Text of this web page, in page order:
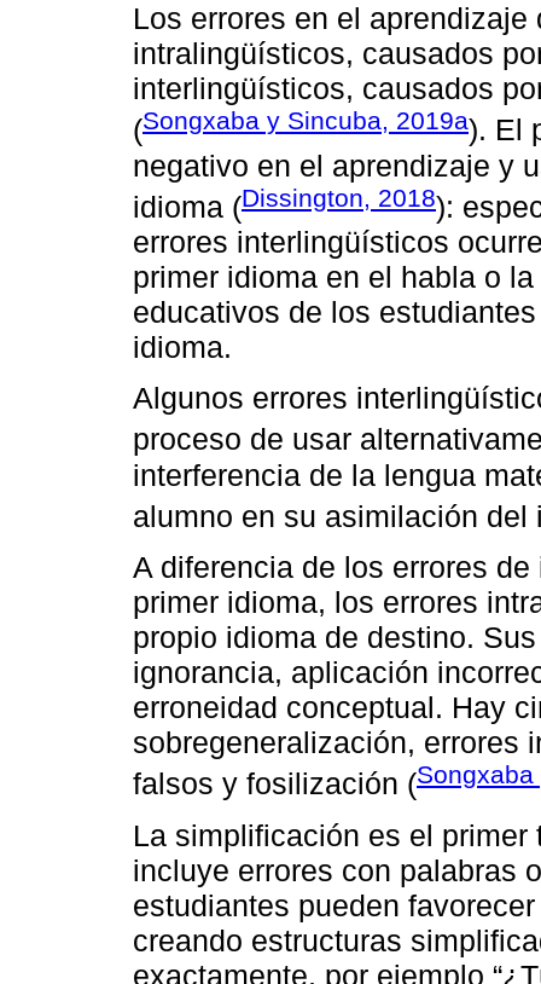
Los errores en el
intralingüísticos, causados
interlingüísticos, causados
(Songxaba y Sincuba, 2019a). El
negativo en el aprendizaje y
idioma (Dissington, 2018):
errores interlingüísticos
primer idioma en el habla o
educativos de los
idioma.
Algunos errores
proceso de usar
interferencia de la lengua
alumno en su asimilación del
A diferencia de los errores
primer idioma, los errores
propio idioma de destino.
ignorancia, aplicación
erroneidad conceptual. Hay
sobregeneralización, errores
falsos y fosilización (
La simplificación es el
incluye errores con palabras
estudiantes pueden
creando estructuras
exactamente, por ejemplo